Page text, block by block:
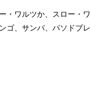
・ワルツか、スロー・
ゴ、サンバ、パソドブ